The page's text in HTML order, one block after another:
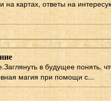
на картах, ответы на
в будущее понять,
магия при помощи с...